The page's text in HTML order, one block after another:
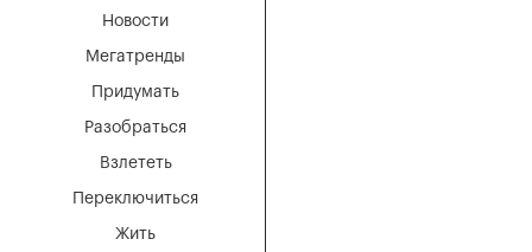
Мегатренды
Придумать
Разобраться
Взлететь
Новости
Переключиться
Жить